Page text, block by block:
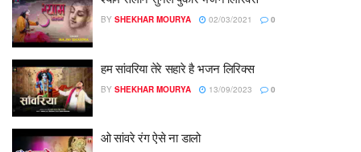
BY SHEKHAR MOURYA 02/03/2021 0
हम सांवरिया तेरे सहारे है भजन लिरिक्स
BY SHEKHAR MOURYA 13/09/2023 0
ओ सांवरे रंग ऐसे ना डालो